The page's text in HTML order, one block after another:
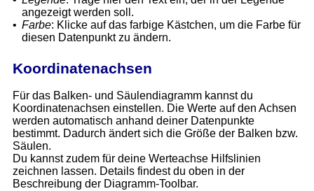
angezeigt werden soll.
• Farbe: Klicke auf das farbige Kästchen, um die Farbe für
diesen Datenpunkt zu ändern.
Koordinatenachsen
Für das Balken- und Säulendiagramm kannst du
Koordinatenachsen einstellen. Die Werte auf den Achsen
werden automatisch anhand deiner Datenpunkte
bestimmt. Dadurch ändert sich die Größe der Balken bzw.
Säulen.
Du kannst zudem für deine Werteachse Hilfslinien
zeichnen lassen. Details findest du oben in der
Beschreibung der Diagramm-Toolbar.